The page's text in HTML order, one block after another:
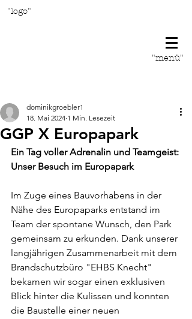
"logo"
"menü"
GGP X Europapark
dominikgroebler1
18. Mai 2024 1 Min. Lesezeit
Ein Tag voller Adrenalin und Teamgeist:
Unser Besuch im Europapark
Im Zuge eines Bauvorhabens in der
Nähe des Europaparks entstand im
Team der spontane Wunsch, den Park
gemeinsam zu erkunden. Dank unserer
langjährigen Zusammenarbeit mit dem
Brandschutzbüro "EHBS Knecht"
bekamen wir sogar einen exklusiven
Blick hinter die Kulissen und konnten
die Baustelle einer neuen